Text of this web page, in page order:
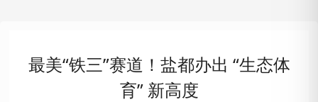
最美“铁三”赛道！盐都办出 “生态体
育” 新高度